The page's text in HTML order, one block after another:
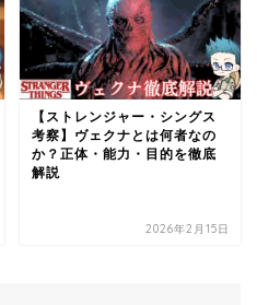
【ストレンジャー・シングス
考察】ヴェクナとは何者なの
か？正体・能力・目的を徹底
解説
2026年2月15日